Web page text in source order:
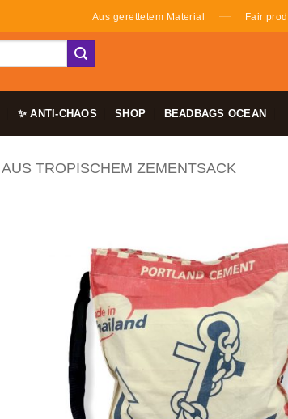
Aus gerettetem Material — Fair
✨ ANTI-CHAOS SHOP BEADBAGS OCEAN
AUS TROPISCHEM ZEMENTSACK